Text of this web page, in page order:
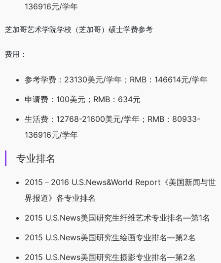
136916元/学年
芝加哥艺术学院学校（芝加哥）硕士学费参考
费用：
参考学费：23130美元/学年；RMB：146614元/学年
申请费：100美元；RMB：634元
生活费：12768-21600美元/学年；RMB：80933-
136916元/学年
专业排名
2015－2016 U.S.News&World Report《美国新闻与世
界报道》各专业排名
2015 U.S.News美国研究生纤维艺术专业排名—第1名
2015 U.S.News美国研究生绘画专业排名—第2名
2015 U.S.News美国研究生摄影专业排名—第2名